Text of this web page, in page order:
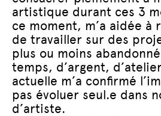
artistique durant ces 3
ce moment, m’a aidée à
de travailler sur des
plus ou moins
temps, d’argent,
actuelle m’a confirmé
pas évoluer seul.e dans
d’artiste.